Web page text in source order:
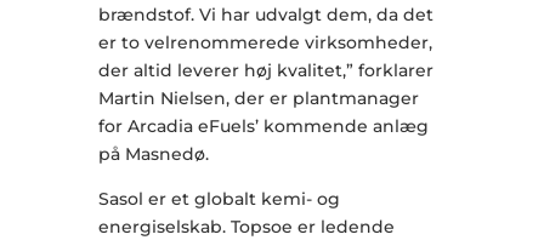
brændstof. Vi har udvalgt dem, da det
er to velrenommerede virksomheder,
der altid leverer høj kvalitet,” forklarer
Martin Nielsen, der er plantmanager
for Arcadia eFuels’ kommende anlæg
på Masnedø.
Sasol er et globalt kemi- og
energiselskab. Topsoe er ledende